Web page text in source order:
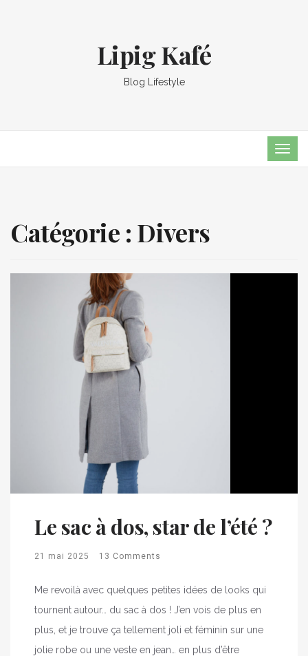
Lipig Kafé
Blog Lifestyle
Catégorie : Divers
Le sac à dos, star de l’été ?
21 mai 2025 13 Comments
Me revoilà avec quelques petites idées de looks qui
tournent autour… du sac à dos ! J’en vois de plus en
plus, et je trouve ça tellement joli et féminin sur une
jolie robe ou une veste en jean… en plus d’être